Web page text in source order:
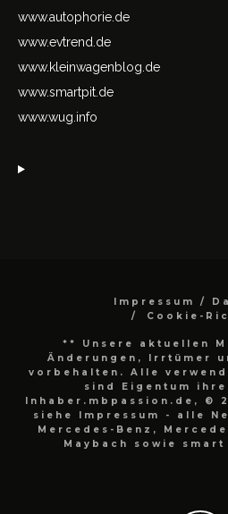
www.autophorie.de
www.evtrend.de
www.kleinwagenblog.de
www.smartpit.de
www.wug.info
Impressum /
Cookie-
** Unsere aktuellen
Änderungen, Irrtümer
vorbehalten. Alle
sind Eigentum
Inhaber.mbpassion.de, ©
siehe Impressum - alle
Mercedes-Benz,
Maybach sowie